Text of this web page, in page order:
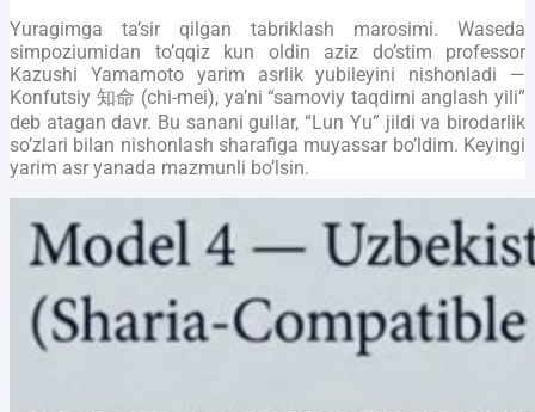
Yuragimga ta’sir qilgan tabriklash marosimi. Waseda
simpoziumidan to’qqiz kun oldin aziz do’stim professor
Kazushi Yamamoto yarim asrlik yubileyini nishonladi —
Konfutsiy 知命 (chi-mei), ya’ni “samoviy taqdirni anglash yili”
deb atagan davr. Bu sanani gullar, “Lun Yu” jildi va birodarlik
so’zlari bilan nishonlash sharafiga muyassar bo’ldim. Keyingi
yarim asr yanada mazmunli bo’lsin.